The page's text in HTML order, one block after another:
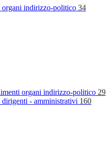
organi indirizzo-politico 34
organi indirizzo-politico 29
- amministrativi 160